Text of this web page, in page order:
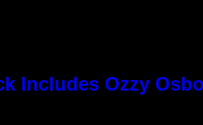
Includes Ozzy